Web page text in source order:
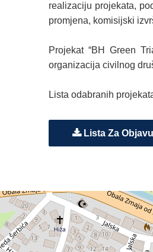
realizaciju projekata,
promjena, komisijski
Projekat “BH Green
organizacija civilnog
Lista odabranih
Lista Za